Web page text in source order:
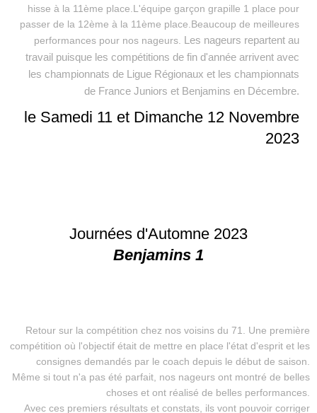
hisse à la 11ème place.L'équipe garçon grapille 1 place pour
passer de la 12ème à la 11ème place.Beaucoup de meilleures
performances pour nos nageurs. Les nageurs repartent au
travail puisque les compétitions de fin d'année arrivent avec
les championnats de Ligue Régionaux et les championnats
de France Juniors et Benjamins en Décembre.
le Samedi 11 et Dimanche 12 Novembre
2023
Journées d'Automne 2023
Benjamins 1
Retour sur la compétition chez nos voisins du 71. Une première
compétition où l'objectif était de mettre en place l'état d'esprit et les
consignes demandés par le coach depuis le début de saison.
Même si tout n'a pas été parfait, nos nageurs ont montré de belles
choses et ont réalisé de belles performances.
Avec ces premiers résultats et constats, ils vont pouvoir corriger